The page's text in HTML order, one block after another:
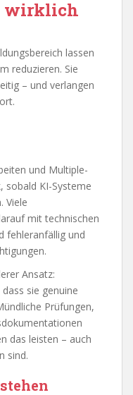
wirklich
lassen
reduzieren. Sie
– und verlangen
und Multiple-
sobald KI-Systeme
Viele
mit technischen
fehleranfällig und
Ansatz:
sie genuine
Prüfungen,
das leisten – auch
sind.